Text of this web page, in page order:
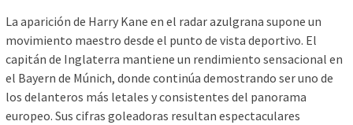
La aparición de Harry Kane en el radar azulgrana supone un
movimiento maestro desde el punto de vista deportivo. El
capitán de Inglaterra mantiene un rendimiento sensacional en
el Bayern de Múnich, donde continúa demostrando ser uno de
los delanteros más letales y consistentes del panorama
europeo. Sus cifras goleadoras resultan espectaculares